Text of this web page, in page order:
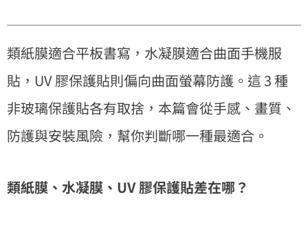
類紙膜適合平板書寫，水凝膜適合曲面手機服
貼，UV 膠保護貼則偏向曲面螢幕防護。這 3 種
非玻璃保護貼各有取捨，本篇會從手感、畫質、
防護與安裝風險，幫你判斷哪一種最適合。
類紙膜、水凝膜、UV 膠保護貼差在哪？